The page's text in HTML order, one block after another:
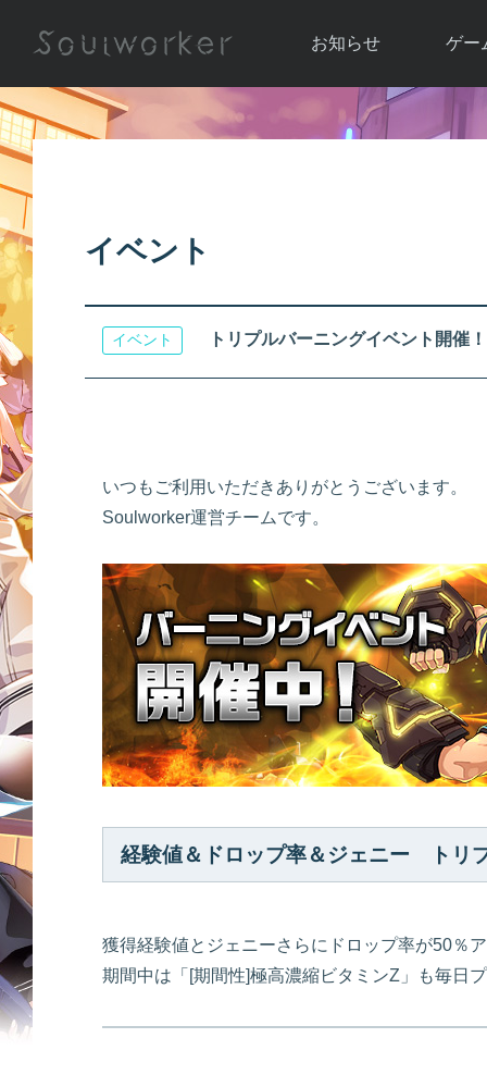
お知らせ
お知らせ一覧
ゲー
ソウ
アップ
イベント
イベント トリプルバーニングイベント開催！
いつもご利用いただきありがとうございます。
Soulworker運営チームです。
経験値＆ドロップ率＆ジェニー トリ
獲得経験値とジェニーさらにドロップ率が50％
期間中は「[期間性]極高濃縮ビタミンZ」も毎日